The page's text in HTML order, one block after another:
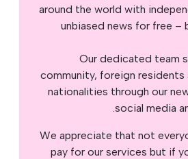
around the world with
unbiased news for free –
Our dedicated team
community, foreign residents
nationalities through our
social media
We appreciate that not
pay for our services but if